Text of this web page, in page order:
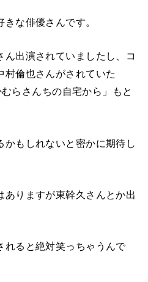
な俳優さんです。
出演されていましたし、コ
村倫也さんがされていた
らさんちの自宅から」もと
かもしれないと密かに期待し
ありますが東幹久さんとか出
れると絶対笑っちゃうんで